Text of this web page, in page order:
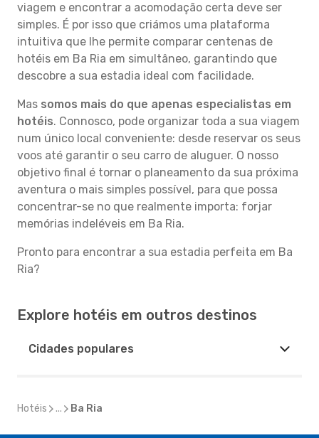
viagem e encontrar a acomodação certa deve ser
simples. É por isso que criámos uma plataforma
intuitiva que lhe permite comparar centenas de
hotéis em Ba Ria em simultâneo, garantindo que
descobre a sua estadia ideal com facilidade.
Mas somos mais do que apenas especialistas em
hotéis. Connosco, pode organizar toda a sua viagem
num único local conveniente: desde reservar os seus
voos até garantir o seu carro de aluguer. O nosso
objetivo final é tornar o planeamento da sua próxima
aventura o mais simples possível, para que possa
concentrar-se no que realmente importa: forjar
memórias indeléveis em Ba Ria.
Pronto para encontrar a sua estadia perfeita em Ba
Ria?
Explore hotéis em outros destinos
Cidades populares
Hotéis ... Ba Ria